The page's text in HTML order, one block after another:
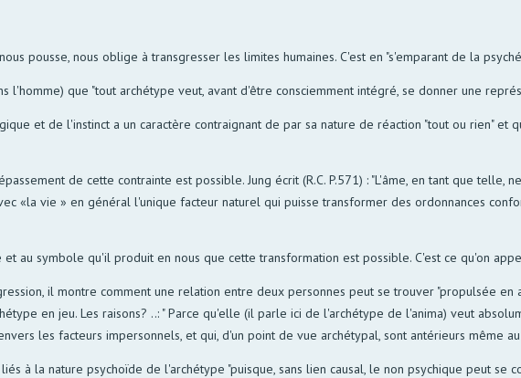
pousse, nous oblige à transgresser les limites humaines. C'est en "s'emparant de la
l'homme) que "tout archétype veut, avant d'être consciemment intégré, se donner une
et de l'instinct a un caractère contraignant de par sa nature de réaction "tout ou rien" et
de cette contrainte est possible. Jung écrit (R.C. P.571) : "L'âme, en tant que
«la vie » en général l'unique facteur naturel qui puisse transformer des ordonnances
et au symbole qu'il produit en nous que cette transformation est possible. C'est ce qu'on
il montre comment une relation entre deux personnes peut se trouver "propulsée en
en jeu. Les raisons? ..: " Parce qu'elle (il parle ici de l'archétype de l'anima) veut
les facteurs impersonnels, et qui, d'un point de vue archétypal, sont antérieurs même au
à la nature psychoïde de l'archétype "puisque, sans lien causal, le non psychique peut se